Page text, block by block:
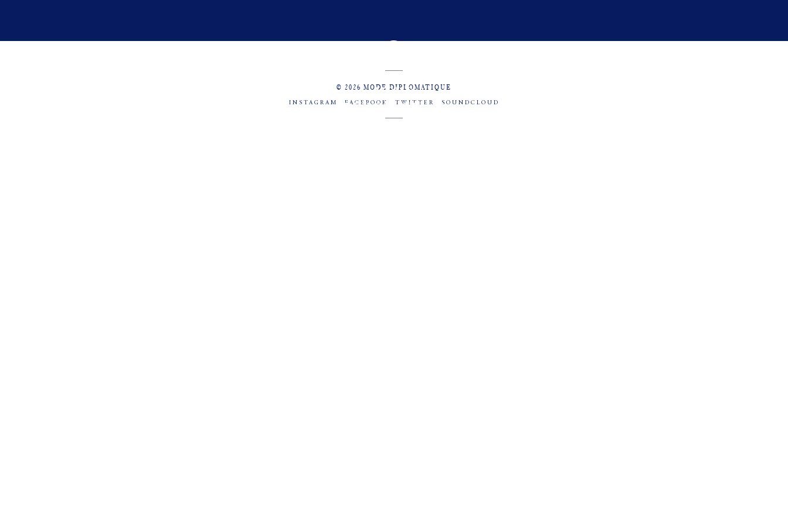
© 2026 MODE DIPLOMATIQUE
INSTAGRAM FACEBOOK TWITTER SOUNDCLOUD